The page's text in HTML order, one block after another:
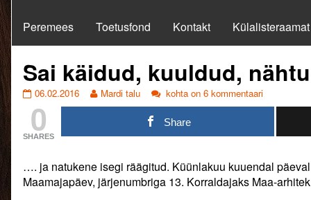
Peremees Toetusfond Kontakt Külalisteraamat
Sai käidud, kuuldud,
Sai
käidud,
kuuldud,
nähtud…..
published
06.02.2016
Read
more
of
Sai
käidud,
Mardi talu
Sai
käidud,
kuuldud,
nähtud…..
kohta on 6 kommentaari
0
SHARES
Share
…. ja natukene isegi räägitud. Küünlakuu kuuendal
Maamajapäev, järjenumbriga 13. Korraldajaks Maa-